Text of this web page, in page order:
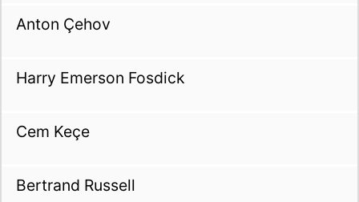
Anton Çehov
Harry Emerson Fosdick
Cem Keçe
Bertrand Russell